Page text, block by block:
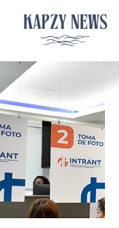
contenu